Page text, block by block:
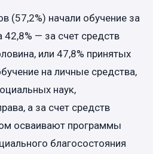
(57,2%) начали обучение за
42,8% — за счет средств
или 47,8% принятых
на личные средства,
наук,
а за счет средств
осваивают программы
благосостояния